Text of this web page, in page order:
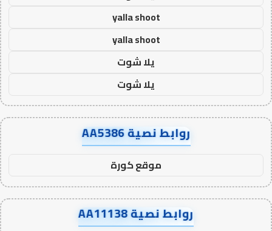
yalla shoot
yalla shoot
يلا شوت
يلا شوت
روابط نصية AA5386
موقع كورة
روابط نصية AA11138